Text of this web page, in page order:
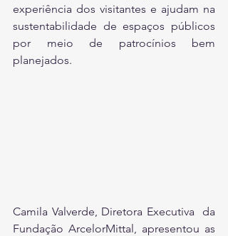
experiência dos visitantes e ajudam na
sustentabilidade de espaços públicos
por meio de patrocínios bem
planejados.
Camila Valverde, Diretora Executiva  da
Fundação ArcelorMittal, apresentou as